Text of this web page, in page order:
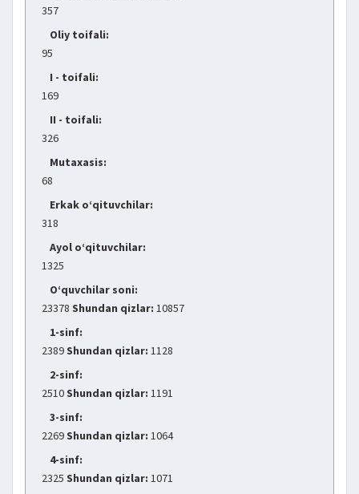
357
Oliy toifali:
95
I - toifali:
169
II - toifali:
326
Mutaxasis:
68
Erkak o‘qituvchilar:
318
Ayol o‘qituvchilar:
1325
O‘quvchilar soni:
23378 Shundan qizlar: 10857
1-sinf:
2389Shundan qizlar: 1128
2-sinf:
2510Shundan qizlar: 1191
3-sinf:
2269Shundan qizlar: 1064
4-sinf:
2325 Shundan qizlar: 1071